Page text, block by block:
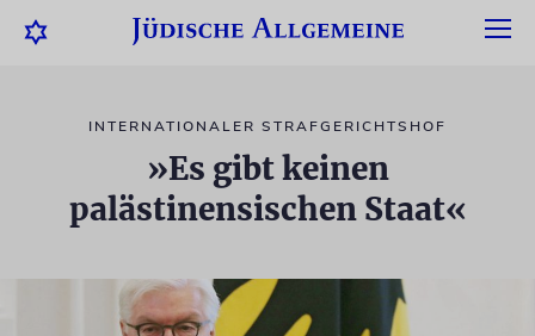
INTERNATIONALER STRAFGERICHTSHOF
»Es gibt keinen
palästinensischen Staat«